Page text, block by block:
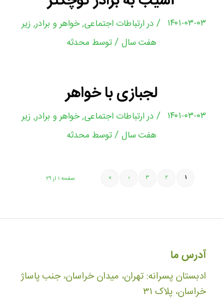
۱۴۰۱-۰۳-۰۳ / درارتباطات اجتماعی,خواهر و برادر, زیر
هفت سال /توسط محدثه
لجبازی با خواهر
۱۴۰۱-۰۳-۰۳ / درارتباطات اجتماعی,خواهر و برادر, زیر
هفت سال /توسط محدثه
صفحه ۱ از ۲۹ ۱ ۲ ۳ ›
»
آدرس ما
ادبستان پسرانه: تهران، میدان خراسان، جنب پاساژ
خراسان، پلاک ۳۱